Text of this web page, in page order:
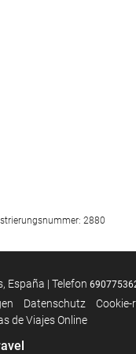
2880
España | Telefon
Datenschutz
de Viajes Online